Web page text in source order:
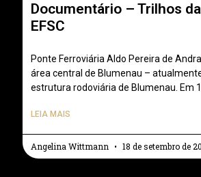
Documentário – Trilhos
EFSC
Ponte Ferroviária Aldo Pereira de
área central de Blumenau –
estrutura rodoviária de Blumenau. Em
LEIA MAIS
Angelina Wittmann 18 de setembro de